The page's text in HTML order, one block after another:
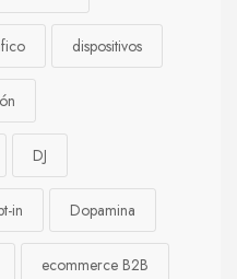
dispositivos
DJ
in Dopamina
ecommerce B2B